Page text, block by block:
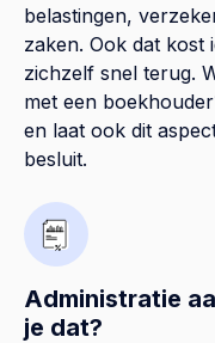
belastingen,
zaken. Ook dat kost
zichzelf snel terug.
met een
en laat ook dit
besluit.
Administratie
je dat?